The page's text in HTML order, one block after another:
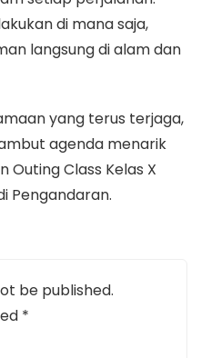
di mana saja,
langsung di alam dan
yang terus terjaga,
agenda menarik
Class Kelas X
Pengandaran.
be published.
*